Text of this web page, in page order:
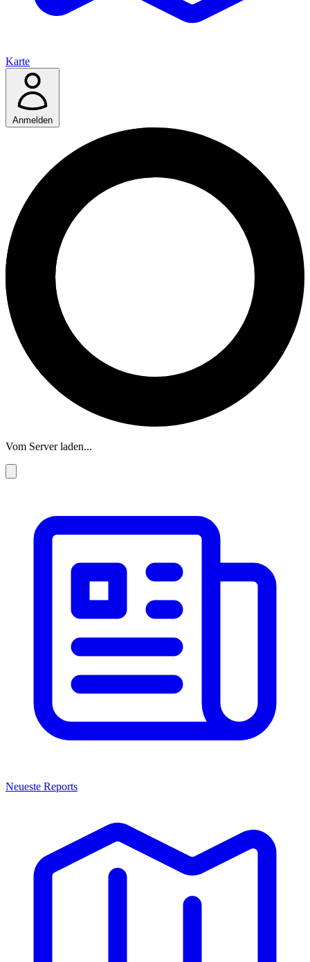
Karte
Anmelden
Vom Server laden...
Neueste Reports